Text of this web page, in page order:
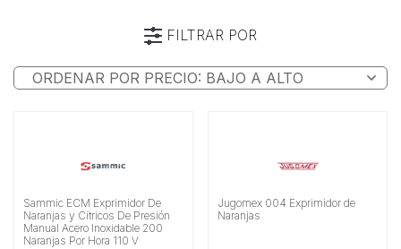
FILTRAR POR
Categoría
Material
Sammic ECM Exprimidor De
Naranjas y Cítricos De Presión
Manual Acero Inoxidable 200
Naranjas Por Hora 110 V
Jugomex 004 Exprimidor de
Naranjas